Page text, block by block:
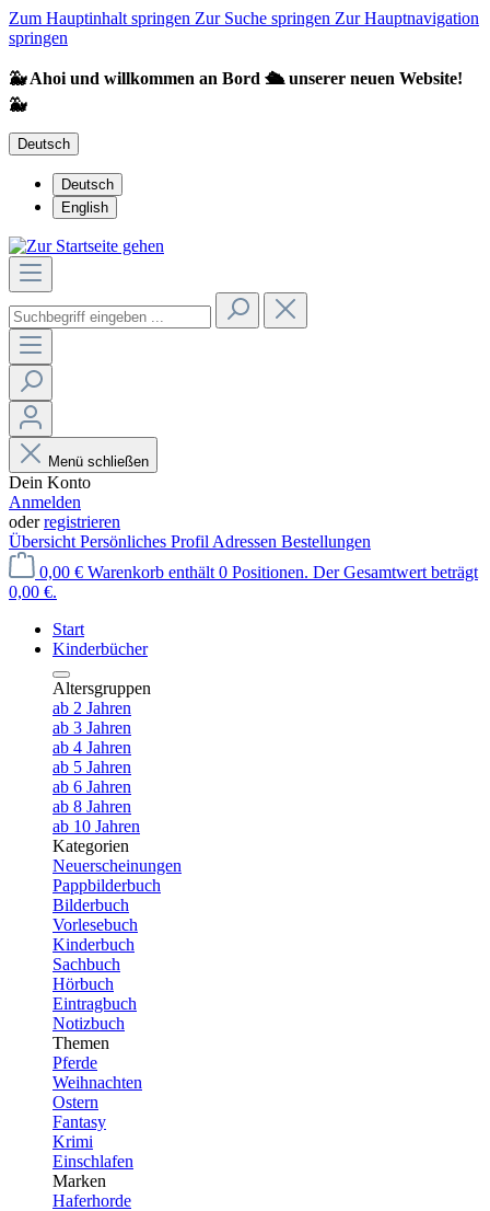
Zum Hauptinhalt springen Zur Suche springen Zur Hauptnavigation
springen
🐳 Ahoi und willkommen an Bord 🛳️ unserer neuen Website!
🐳
Deutsch
Deutsch
English
Menü schließen
Dein Konto
Anmelden
oderregistrieren
Übersicht Persönliches Profil Adressen Bestellungen
0,00 € Warenkorb enthält 0 Positionen. Der Gesamtwert beträgt
0,00 €.
Start
Kinderbücher
Altersgruppen
ab 2 Jahren
ab 3 Jahren
ab 4 Jahren
ab 5 Jahren
ab 6 Jahren
ab 8 Jahren
ab 10 Jahren
Kategorien
Neuerscheinungen
Pappbilderbuch
Bilderbuch
Vorlesebuch
Kinderbuch
Sachbuch
Hörbuch
Eintragbuch
Notizbuch
Themen
Pferde
Weihnachten
Ostern
Fantasy
Krimi
Einschlafen
Marken
Haferhorde